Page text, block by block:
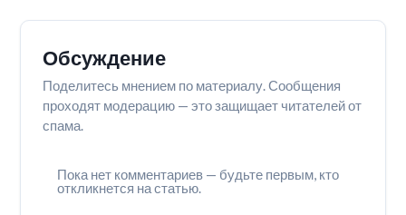
Обсуждение
Поделитесь мнением по материалу. Сообщения
проходят модерацию — это защищает читателей от
спама.
Пока нет комментариев — будьте первым, кто
откликнется на статью.